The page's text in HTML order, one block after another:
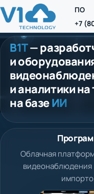
ПО
+7
В1Т—
и
и аналитики
на базеИИ
Облачная
видеонаблюдения